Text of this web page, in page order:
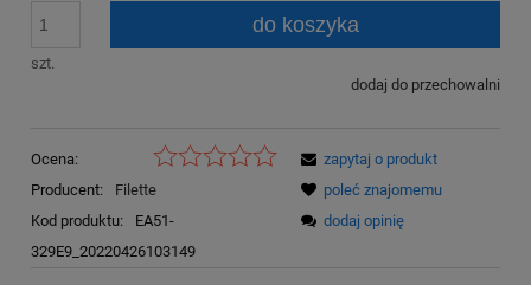
szt.
do koszyka
dodaj do przechowalni
Ocena:
Producent:
Filette
Kod produktu:
EA51-
329E9_20220426103149
zapytaj o produkt
poleć znajomemu
dodaj opinię